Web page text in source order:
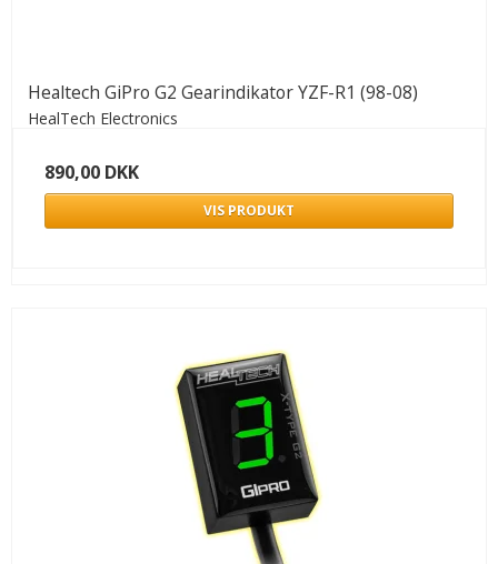
Healtech GiPro G2 Gearindikator YZF-R1 (98-08)
HealTech Electronics
890,00 DKK
VIS PRODUKT